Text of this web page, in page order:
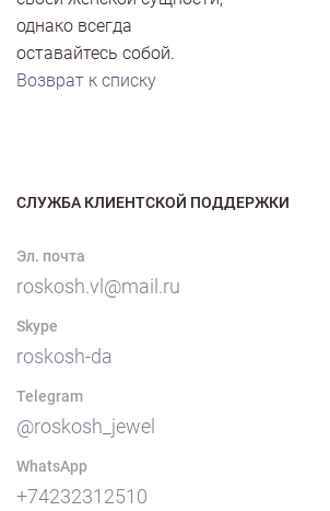
однако всегда
оставайтесь собой.
Возврат к списку
СЛУЖБА КЛИЕНТСКОЙ ПОДДЕРЖКИ
Эл. почта
roskosh.vl@mail.ru
Skype
roskosh-da
Telegram
@roskosh_jewel
WhatsApp
+74232312510